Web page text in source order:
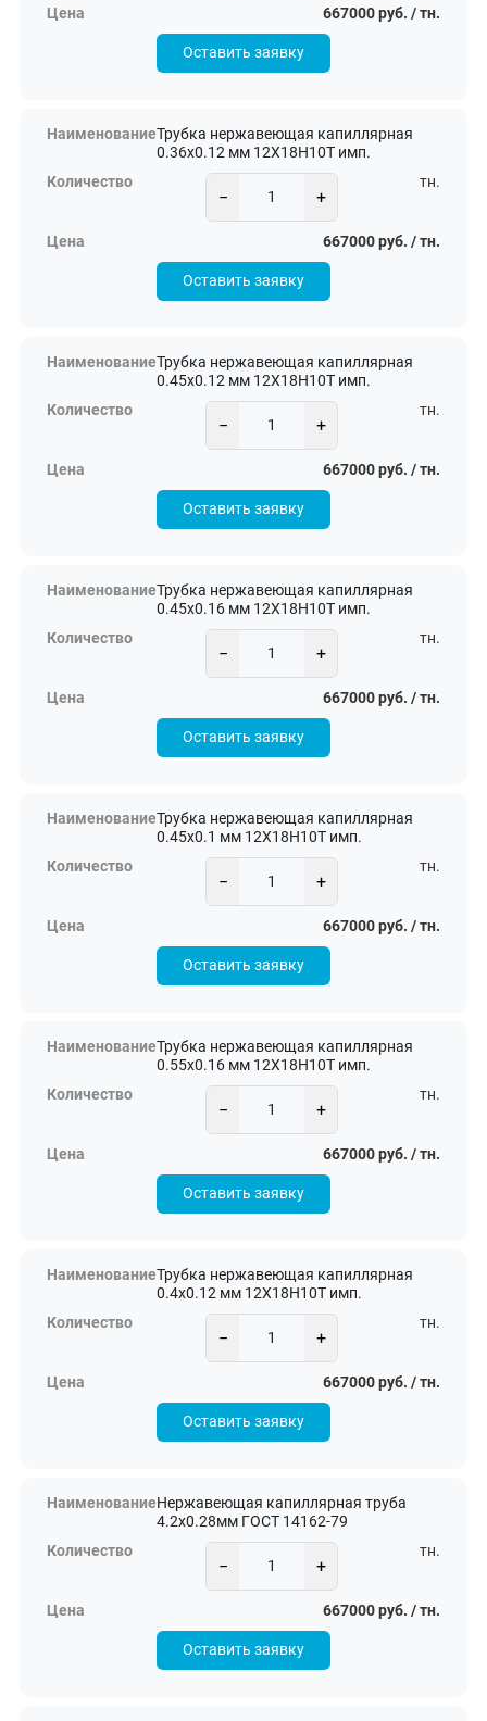
667000 руб. / тн.
Оставить заявку
Трубка нержавеющая капиллярная
0.36х0.12 мм 12Х18Н10Т имп.
− +
тн.
667000 руб. / тн.
Оставить заявку
Трубка нержавеющая капиллярная
0.45х0.12 мм 12Х18Н10Т имп.
− +
тн.
667000 руб. / тн.
Оставить заявку
Трубка нержавеющая капиллярная
0.45х0.16 мм 12Х18Н10Т имп.
− +
тн.
667000 руб. / тн.
Оставить заявку
Трубка нержавеющая капиллярная
0.45х0.1 мм 12Х18Н10Т имп.
− +
тн.
667000 руб. / тн.
Оставить заявку
Трубка нержавеющая капиллярная
0.55х0.16 мм 12Х18Н10Т имп.
− +
тн.
667000 руб. / тн.
Оставить заявку
Трубка нержавеющая капиллярная
0.4х0.12 мм 12Х18Н10Т имп.
− +
тн.
667000 руб. / тн.
Оставить заявку
Нержавеющая капиллярная труба
4.2х0.28мм ГОСТ 14162-79
− +
тн.
667000 руб. / тн.
Оставить заявку